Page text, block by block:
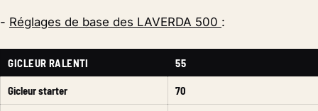
- Réglages de base des LAVERDA 500 :
GICLEUR RALENTI 55
Gicleur starter 70